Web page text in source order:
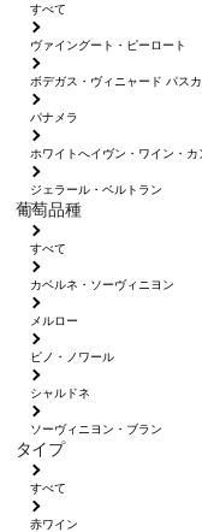
すべて
ヴァイングート・ピーロート
ボデガス・ヴィニャード パス
パナメラ
ホワイトへイヴン・ワイン・カ
ジェラール・ベルトラン
葡萄品種
すべて
カベルネ・ソーヴィニヨン
メルロー
ピノ・ノワール
シャルドネ
ソーヴィニヨン・ブラン
タイプ
すべて
赤ワイン